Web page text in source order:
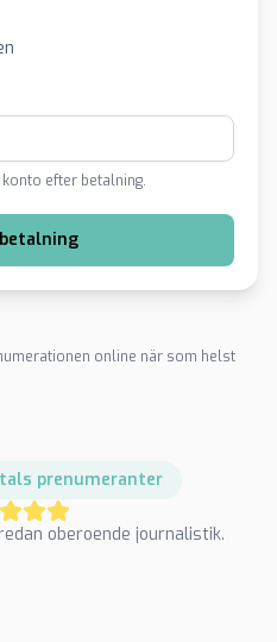
efter betalning.
online när som helst
prenumeranter
oberoende journalistik.